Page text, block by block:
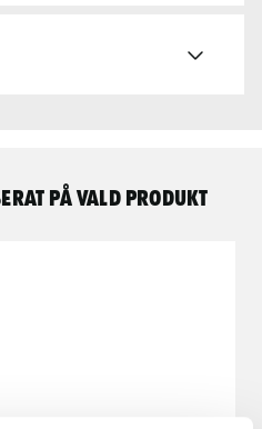
på vald produkt